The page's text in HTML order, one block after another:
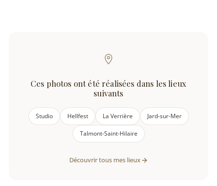
Ces photos ont été réalisées dans les lieux
suivants
Studio Hellfest La Verrière Jard-sur-Mer
Talmont-Saint-Hilaire
Découvrir tous mes lieux